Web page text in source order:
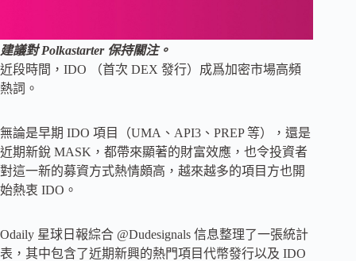
建議對 Polkastarter 保持關注。
近段時間，IDO （首次 DEX 發行）成爲加密市場高頻
熱詞。
無論是早期 IDO 項目（UMA、API3、PREP 等），還是
近期新銳 MASK，都帶來顯著的財富效應，也令投資者
對這一新的募資方式熱情頗高，越來越多的項目方也開
始熱衷 IDO。
Odaily 星球日報綜合 @Dudesignals 信息整理了一張統計
表，其中包含了近期新興的熱門項目代幣發行以及 IDO